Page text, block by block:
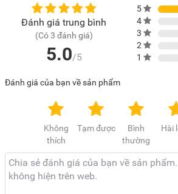
Đánh giá trung bình
(Có 3 đánh giá)
5.0/5
5
4
3
2
1
Đánh giá của bạn về sản phẩm
Hài
Bình
thường
Tạm được
Không
thích